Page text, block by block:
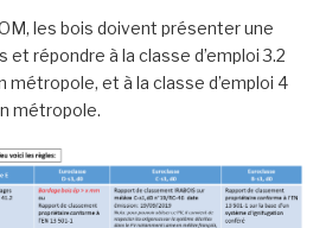
les bois doivent présenter une
répondre à la classe d’emploi 3.2
métropole, et à la classe d’emploi 4
métropole.